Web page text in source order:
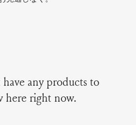
any products to
here right now.